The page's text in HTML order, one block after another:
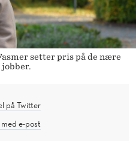
setter pris på de nære
på Twitter
e-post